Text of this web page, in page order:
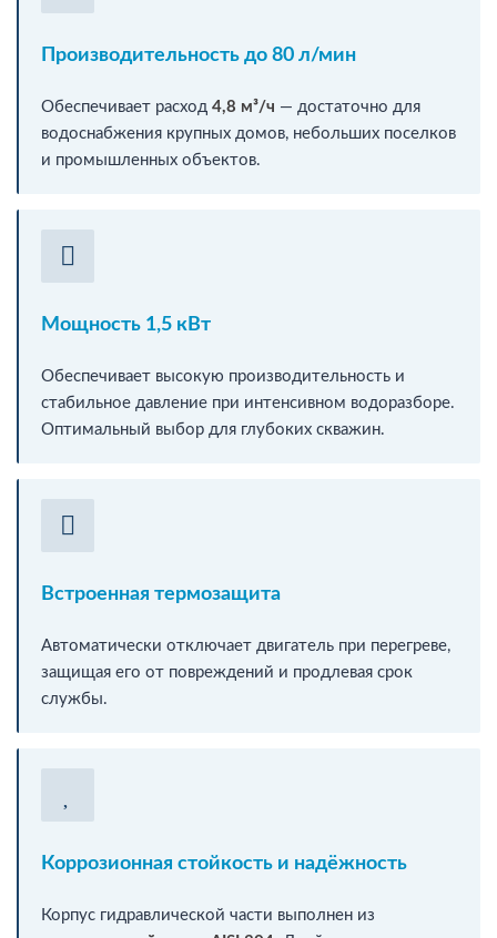
Производительность до 80 л/мин
Обеспечивает расход 4,8 м³/ч — достаточно для
водоснабжения крупных домов, небольших поселков
и промышленных объектов.
Мощность 1,5 кВт
Обеспечивает высокую производительность и
стабильное давление при интенсивном водоразборе.
Оптимальный выбор для глубоких скважин.
Встроенная термозащита
Автоматически отключает двигатель при перегреве,
защищая его от повреждений и продлевая срок
службы.
Коррозионная стойкость и надёжность
Корпус гидравлической части выполнен из